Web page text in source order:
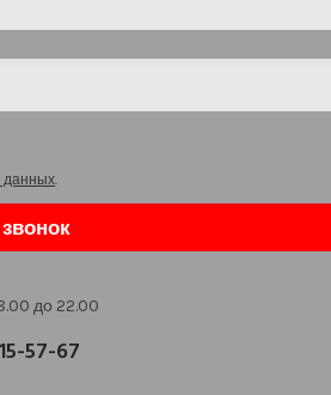
данных.
до 22.00
57-67